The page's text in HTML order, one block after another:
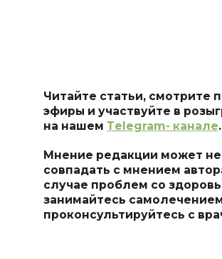
Читайте статьи, смотрите
эфиры и участвуйте в
на нашем Тelegram- канале.
Мнение редакции может не
совпадать с мнением
случае проблем со
занимайтесь самоле
проконсультируйтесь с